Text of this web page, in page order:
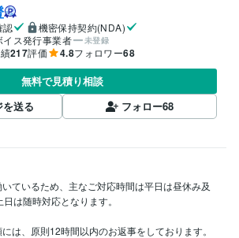
認
機密保持契約(NDA)
イス発行事業者
未登録
217評価 4.8フォロワー68
無料で見積り相談
送る
フォロー68
ているため、主なご対応時間は平日は昼休み及
は随時対応となります。
は、原則12時間以内のお返事をしております。